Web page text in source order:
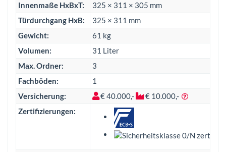
Innenmaße HxBxT:
325 × 311 × 305 mm
Türdurchgang HxB:
325 × 311 mm
Gewicht:
61 kg
Volumen:
31 Liter
Max. Ordner:
3
Fachböden:
1
Versicherung:
€ 40.000,-
€ 10.000,-
Zertifizierungen: